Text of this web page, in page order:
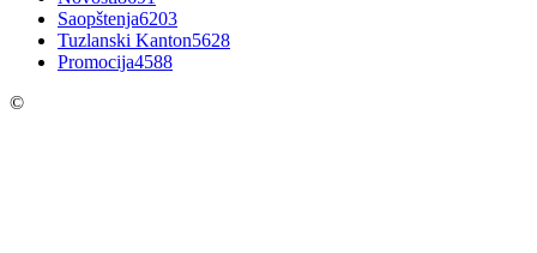
Saopštenja6203
Tuzlanski Kanton5628
Promocija4588
©